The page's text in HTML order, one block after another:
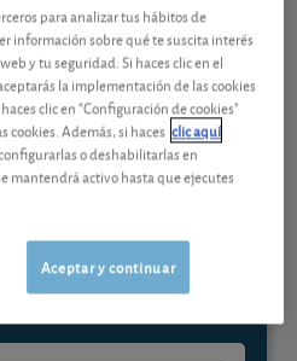
previsiones.
a SOCIOS
con visión
cada euro trabaje
para analizar tus hábitos de
información sobre qué te suscita interés
y tu seguridad. Si haces clic en el
la implementación de las cookies
clic en "Configuración de cookies"
cookies. Además, si haces clic aquí
o deshabilitarlas en
mantendrá activo hasta que ejecutes
Aceptar y continuar